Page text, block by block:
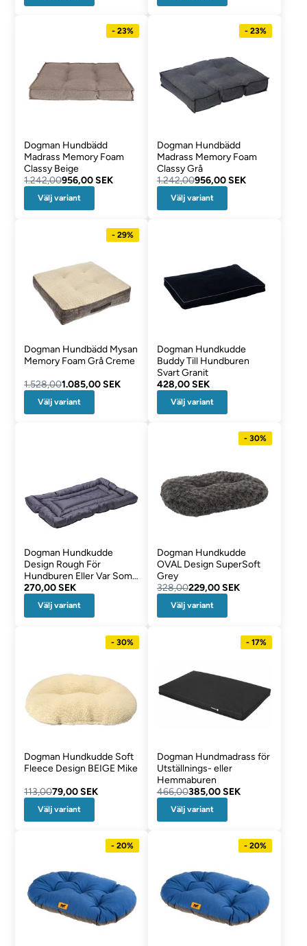
- 23%
Dogman Hundbädd
Madrass Memory Foam
Classy Beige
1.242,00956,00 SEK
Välj variant
- 23%
Dogman Hundbädd
Madrass Memory Foam
Classy Grå
1.242,00956,00 SEK
Välj variant
- 29%
Dogman Hundbädd Mysan
Memory Foam Grå Creme
1.528,001.085,00 SEK
Välj variant
Dogman Hundkudde
Buddy Till Hundburen
Svart Granit
428,00 SEK
Välj variant
Dogman Hundkudde
Design Rough För
Hundburen Eller Var Som
Helst
270,00 SEK
Välj variant
- 30%
Dogman Hundkudde
OVAL Design SuperSoft
Grey
328,00229,00 SEK
Välj variant
- 30%
Dogman Hundkudde Soft
Fleece Design BEIGE Mike
113,0079,00 SEK
Välj variant
- 17%
Dogman Hundmadrass för
Utställnings- eller
Hemmaburen
466,00385,00 SEK
Välj variant
- 20% - 20%